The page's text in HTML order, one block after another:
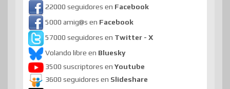
22000 seguidores en Facebook
5000 amig@s en Facebook
57000 seguidores en Twitter - X
Volando libre en Bluesky
3500 suscriptores en Youtube
3600 seguidores en Slideshare